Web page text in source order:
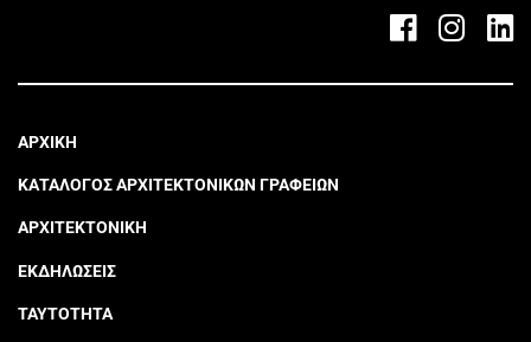
ΑΡΧΙΚΗ
ΚΑΤΑΛΟΓΟΣ ΑΡΧΙΤΕΚΤΟΝΙΚΩΝ ΓΡΑΦΕΙΩΝ
ΑΡΧΙΤΕΚΤΟΝΙΚΗ
ΕΚΔΗΛΩΣΕΙΣ
ΤΑΥΤΟΤΗΤΑ